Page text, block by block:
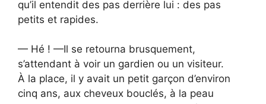
qu’il entendit des pas derrière lui : des pas
petits et rapides.
— Hé ! —Il se retourna brusquement,
s’attendant à voir un gardien ou un visiteur.
À la place, il y avait un petit garçon d’environ
cinq ans, aux cheveux bouclés, à la peau